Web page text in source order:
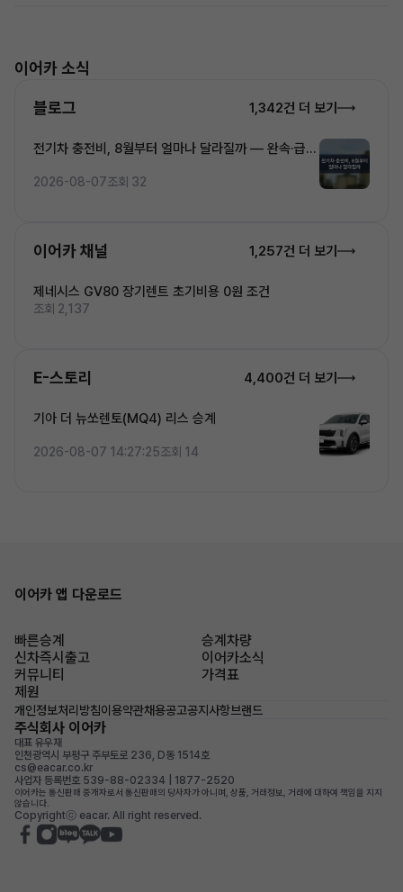
이어카 소식
블로그 1,342건 더 보기
전기차 충전비, 8월부터 얼마나 달라질까 — 완속·급속
2026-08-07조회 32
이어카 채널 1,257건 더 보기
제네시스 GV80 장기렌트 초기비용 0원 조건
조회 2,137
E-스토리 4,400건 더 보기
기아 더 뉴쏘렌토(MQ4) 리스 승계
2026-08-07 14:27:25조회 14
이어카 앱 다운로드
빠른승계
승계차량
신차즉시출고
이어카소식
커뮤니티
가격표
제원
개인정보처리방침이용약관채용공고공지사항브랜드
주식회사 이어카
대표 유우재
인천광역시 부평구 주부토로 236, D동 1514호
cs@eacar.co.kr
사업자 등록번호 539-88-02334 | 1877-2520
이어카는 통신판매 중개자로서 통신판매의 당사자가 아니며, 상품, 거래정보, 거래에 대하여 책임을 지지
않습니다.
Copyrightⓒ eacar. All right reserved.